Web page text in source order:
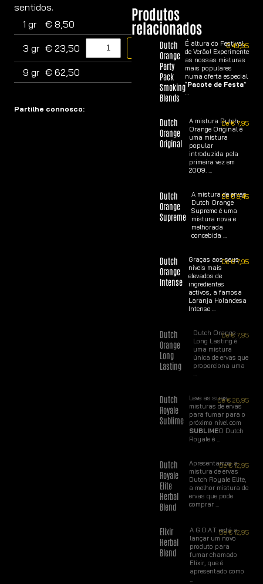
sentidos.
1 gr
€ 8,50
3 gr € 23,50 Comprar agora
9 gr € 62,50
Partilhe connosco:
Produtos
relacionados
Dutch
Orange
Party
Pack
Smoking
Blends
€49,95
É altura do Festival
de Verão! Experimente
as nossas misturas
mais populares
numa oferta especial
“Pacote de Festa”
…
Dutch
Orange
Original
De€7,95
A mistura Dutch
Orange Original é
uma mistura
popular
introduzida pela
primeira vez em
2009. ...
Dutch
Orange
Supreme
De €8,45
A mistura de ervas
Dutch Orange
Supreme é uma
mistura nova e
melhorada
concebida ...
Dutch
Orange
Intense
De€7,95
Graças aos seus
níveis mais
elevados de
ingredientes
activos, a famosa
Laranja Holandesa
Intense ...
Dutch
Orange
Long
Lasting
De€7,95
Dutch Orange
Long Lasting é
uma mistura
única de ervas que
proporciona uma
...
Dutch
Royale
Sublime
De€ 26,95
Leve as suas
misturas de ervas
para fumar para o
próximo nível com
SUBLIMEO Dutch
Royale é ...
Dutch
Royale
Elite
Herbal
Blend
De€ 12,95
Apresentamos a
mistura de ervas
Dutch Royale Elite,
a melhor mistura de
ervas que pode
comprar ...
Elixir
Herbal
Blend
De€ 12,95
A G.O.A.T. está a
lançar um novo
produto para
fumar chamado
Elixir, que é
apresentado como
...